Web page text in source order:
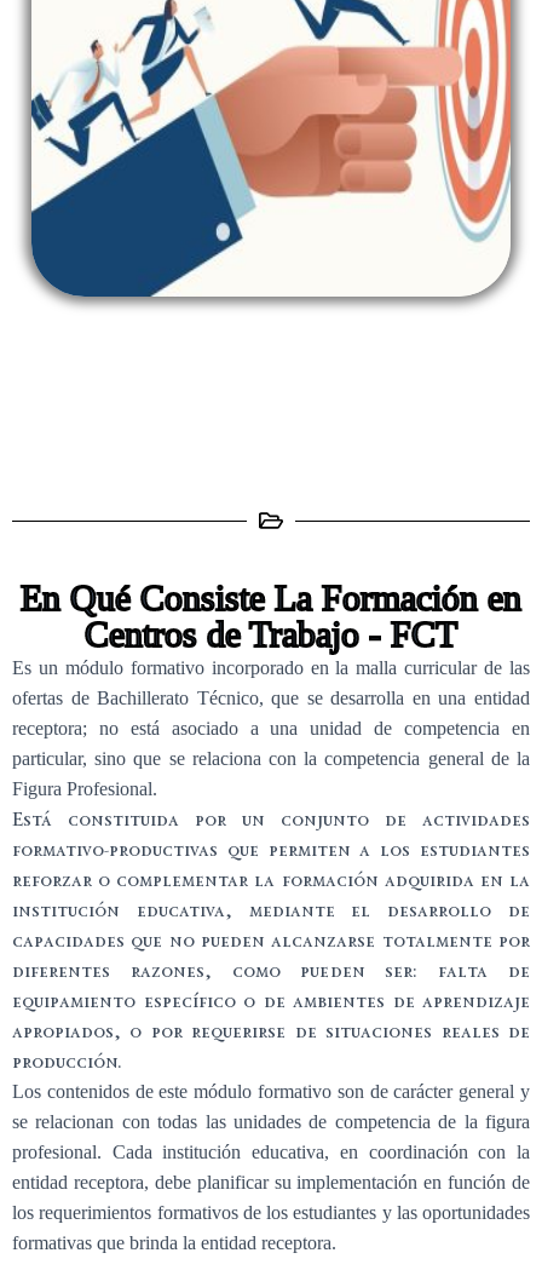
En Qué Consiste La Formación en
Centros de Trabajo - FCT
Es un módulo formativo incorporado en la malla curricular de las
ofertas de Bachillerato Técnico, que se desarrolla en una entidad
receptora; no está asociado a una unidad de competencia en
particular, sino que se relaciona con la competencia general de la
Figura Profesional.
Está constituida por un conjunto de actividades
formativo-productivas que permiten a los estudiantes
reforzar o complementar la formación adquirida en la
institución educativa, mediante el desarrollo de
capacidades que no pueden alcanzarse totalmente por
diferentes razones, como pueden ser: falta de
equipamiento específico o de ambientes de aprendizaje
apropiados, o por requerirse de situaciones reales de
producción.
Los contenidos de este módulo formativo son de carácter general y
se relacionan con todas las unidades de competencia de la figura
profesional. Cada institución educativa, en coordinación con la
entidad receptora, debe planificar su implementación en función de
los requerimientos formativos de los estudiantes y las oportunidades
formativas que brinda la entidad receptora.